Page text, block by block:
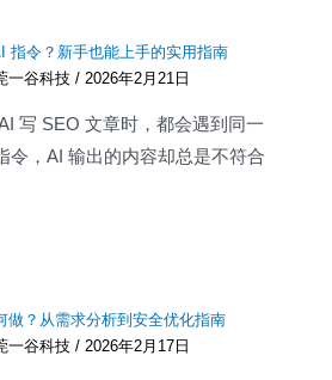
指令？新手也能上手的实用指南
一谷科技/2026年2月21日
写 SEO 文章时，都会遇到同一
令，AI 输出的内容却总是不符合
做？从需求分析到安全优化指南
一谷科技/2026年2月17日